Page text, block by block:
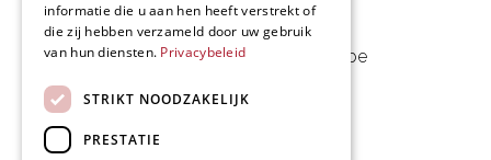
9940 Evergem, BE
09 253 49 57-mail@delmo.be
BE 0768.656.308
informatie die u aan hen heeft verstrekt of
die zij hebben verzameld door uw gebruik
van hun diensten. Privacybeleid
STRIKT NOODZAKELIJK
PRESTATIE